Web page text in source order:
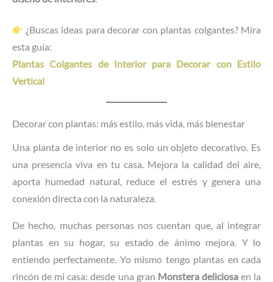
¿Buscas ideas para decorar con plantas colgantes? Mira
esta guía:
Plantas Colgantes de Interior para Decorar con Estilo
Vertical
Decorar con plantas: más estilo, más vida, más bienestar
Una planta de interior no es solo un objeto decorativo. Es
una presencia viva en tu casa. Mejora la calidad del aire,
aporta humedad natural, reduce el estrés y genera una
conexión directa con la naturaleza.
De hecho, muchas personas nos cuentan que, al integrar
plantas en su hogar, su estado de ánimo mejora. Y lo
entiendo perfectamente. Yo mismo tengo plantas en cada
rincón de mi casa: desde una gran Monstera deliciosaen la